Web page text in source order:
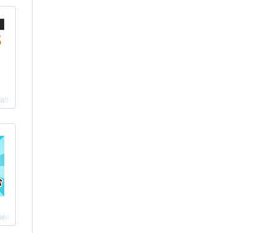
6e